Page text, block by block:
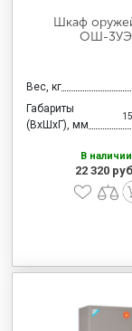
Шкаф
ОШ-3УЭ
Вес, кг
Габариты
(ВхШхГ), мм
В наличии
22 320